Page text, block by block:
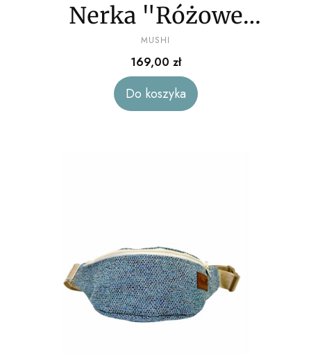
Nerka "Różowe
lastriko" welur
PRODUCENT
MUSHI
Cena
169,00 zł
Do koszyka